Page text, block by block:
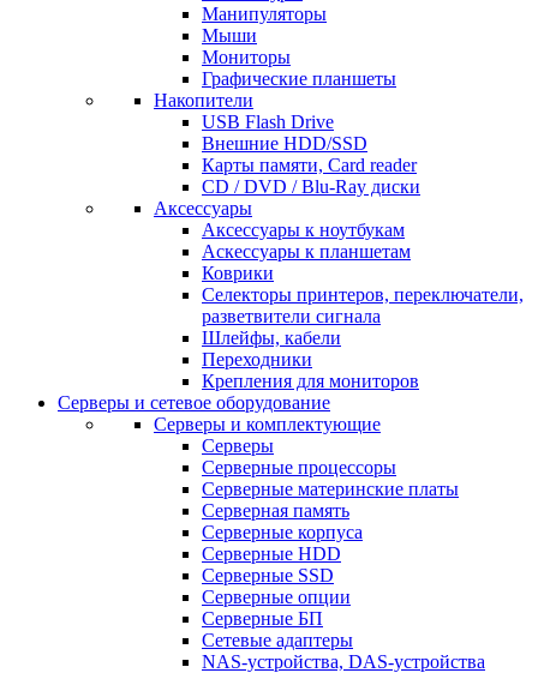
Манипуляторы
Мыши
Мониторы
Графические планшеты
Накопители
USB Flash Drive
Внешние HDD/SSD
Карты памяти, Card reader
CD / DVD / Blu-Ray диски
Аксессуары
Аксессуары к ноутбукам
Аскессуары к планшетам
Коврики
Селекторы принтеров, переключатели,
разветвители сигнала
Шлейфы, кабели
Переходники
Крепления для мониторов
Серверы и сетевое оборудование
Серверы и комплектующие
Серверы
Серверные процессоры
Серверные материнские платы
Серверная память
Серверные корпуса
Серверные HDD
Серверные SSD
Серверные опции
Серверные БП
Сетевые адаптеры
NAS-устройства, DAS-устройства